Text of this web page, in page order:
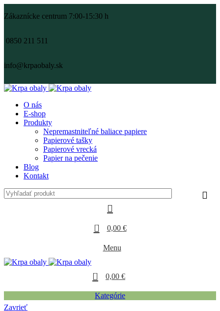
Zákaznícke centrum 7:00-15:30 h
0850 211 511
info@krpaobaly.sk
O nás
E-shop
Produkty
Nepremastniteľné baliace papiere
Papierové tašky
Papierové vrecká
Papier na pečenie
Blog
Kontakt
0 0,00 €
Menu
0 0,00 €
Kategórie
Zavrieť